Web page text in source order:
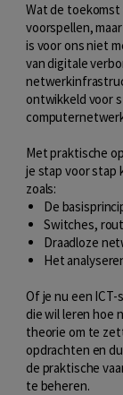
Wat de
voorspellen,
is voor ons niet
van digitale
ontwikkeld voor
Met praktische
je stap voor stap
zoals:
De
Switches,
Draadloze
Het
Of je nu een
die wil leren hoe
theorie om te
opdrachten en
de praktische
te beheren.